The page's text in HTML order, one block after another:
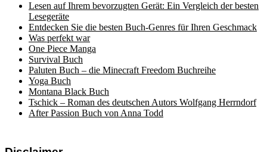
Lesen auf Ihrem bevorzugten Gerät: Ein Vergleich der besten
Lesegeräte
Entdecken Sie die besten Buch-Genres für Ihren Geschmack
Was perfekt war
One Piece Manga
Survival Buch
Paluten Buch – die Minecraft Freedom Buchreihe
Yoga Buch
Montana Black Buch
Tschick – Roman des deutschen Autors Wolfgang Herrndorf
After Passion Buch von Anna Todd